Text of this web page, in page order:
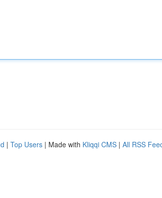
| Top Users | Made with Kliqqi CMS | All RSS